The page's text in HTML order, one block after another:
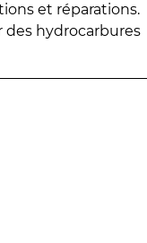
et réparations.
des hydrocarbures